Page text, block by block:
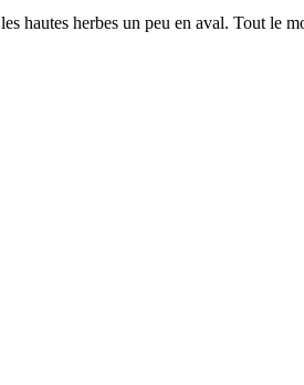
hautes herbes un peu en aval. Tout le